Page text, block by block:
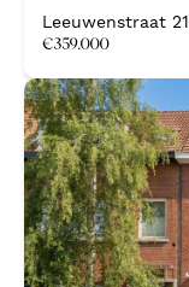
Leeuwenstraat 21
€359.000